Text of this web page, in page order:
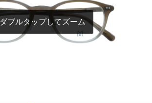
ダブルタップしてズーム